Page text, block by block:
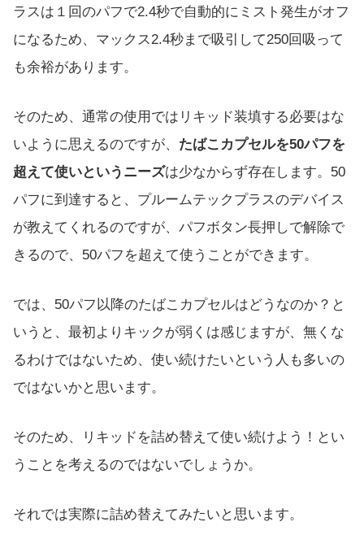
ラスは１回のパフで2.4秒で自動的にミスト発生がオフ
になるため、マックス2.4秒まで吸引して250回吸って
も余裕があります。
そのため、通常の使用ではリキッド装填する必要はな
いように思えるのですが、 たばこカプセルを50パフを
超えて使いというニーズは少なからず存在します。50
パフに到達すると、プルームテックプラスのデバイス
が教えてくれるのですが、パフボタン長押しで解除で
きるので、50パフを超えて使うことができます。
では、50パフ以降のたばこカプセルはどうなのか？と
いうと、最初よりキックが弱くは感じますが、無くな
るわけではないため、使い続けたいという人も多いの
ではないかと思います。
そのため、リキッドを詰め替えて使い続けよう！とい
うことを考えるのではないでしょうか。
それでは実際に詰め替えてみたいと思います。